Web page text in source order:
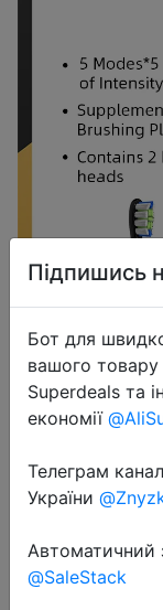
2023-10-16
Oclean XS
Brushing
Oral Care
Підпишись
Бот для
вашого товару
Superdeals та
економії
Телеграм
України
Автоматичний
@SaleStack